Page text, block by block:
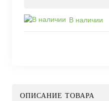
В наличии
ОПИСАНИЕ ТОВАРА